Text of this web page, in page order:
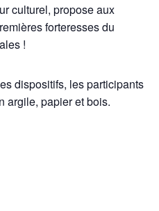
culturel, propose aux
forteresses du
!
dispositifs, les participants
argile, papier et bois.